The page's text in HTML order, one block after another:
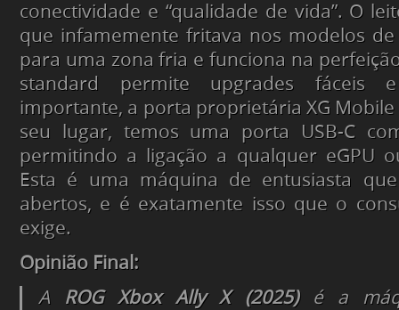
conectividade e “qualidade de vida”. O
que infamemente fritava nos modelos
para uma zona fria e funciona na
standard permite upgrades fáceis e
importante, a porta proprietária XG Mobile
seu lugar, temos uma porta USB-C
permitindo a ligação a qualquer eGPU
Esta é uma máquina de entusiasta
abertos, e é exatamente isso que o
exige.
Opinião Final:
A ROG Xbox Ally X (2025)é a